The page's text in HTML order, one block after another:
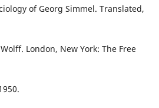
of Georg Simmel. Translated,
London, New York: The Free